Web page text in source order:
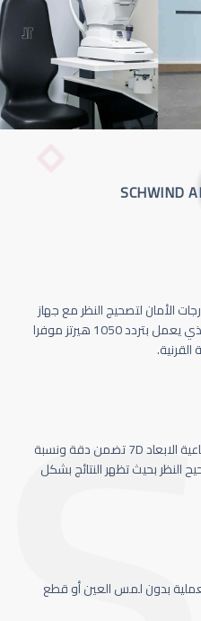
الأمان لتصحيج النظر مع جهاز
Schwind Amaris 1050 الذي يعمل بتردد 1050 هيرتز موفرا
كاميرا تتبع حركة العين سباعية الابعاد 7D تضمن دقة ونسبة
النظر بحيث تظهر النتائج بشكل
بدون لمس العين أو قطع